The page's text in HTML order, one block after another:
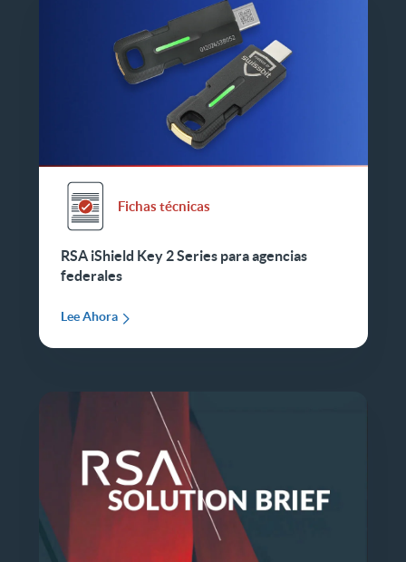
Fichas técnicas
RSA iShield Key 2 Series para agencias
federales
Lee Ahora